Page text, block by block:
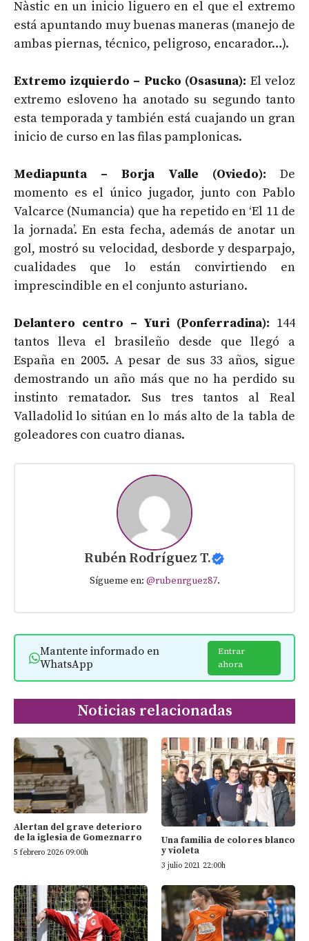
Nàstic en un inicio liguero en el que el extremo
está apuntando muy buenas maneras (manejo de
ambas piernas, técnico, peligroso, encarador…).
Extremo izquierdo – Pucko (Osasuna): El veloz
extremo esloveno ha anotado su segundo tanto
esta temporada y también está cuajando un gran
inicio de curso en las filas pamplonicas.
Mediapunta – Borja Valle (Oviedo): De
momento es el único jugador, junto con Pablo
Valcarce (Numancia) que ha repetido en ‘El 11 de
la jornada’. En esta fecha, además de anotar un
gol, mostró su velocidad, desborde y desparpajo,
cualidades que lo están convirtiendo en
imprescindible en el conjunto asturiano.
Delantero centro – Yuri (Ponferradina): 144
tantos lleva el brasileño desde que llegó a
España en 2005. A pesar de sus 33 años, sigue
demostrando un año más que no ha perdido su
instinto rematador. Sus tres tantos al Real
Valladolid lo sitúan en lo más alto de la tabla de
goleadores con cuatro dianas.
Rubén Rodríguez T.
Sígueme en: @rubenrguez87.
Mantente informado en
WhatsApp
Entrar
ahora
Noticias relacionadas
Alertan del grave deterioro
de la iglesia de Gomeznarro
5 febrero 2026 09:00h
Una familia de colores blanco
y violeta
3 julio 2021 22:00h